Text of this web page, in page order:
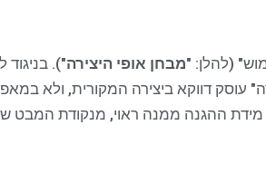
(להלן: "מבחן אופי היצירה"). בניגוד
עוסק דווקא ביצירה המקורית, ולא
ההגנה ממנה ראוי, מנקודת המבט